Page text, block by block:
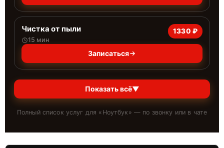
Чистка от пыли
15 мин
1330 ₽
Записаться
Показать всё▼
Полный список услуг для « Ноутбук » — по звонку или в чате